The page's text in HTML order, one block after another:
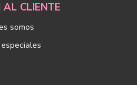
AL CLIENTE
somos